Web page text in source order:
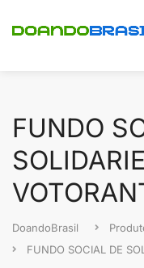
FUNDO
DoandoBrasil
FUNDO SOCIAL DE